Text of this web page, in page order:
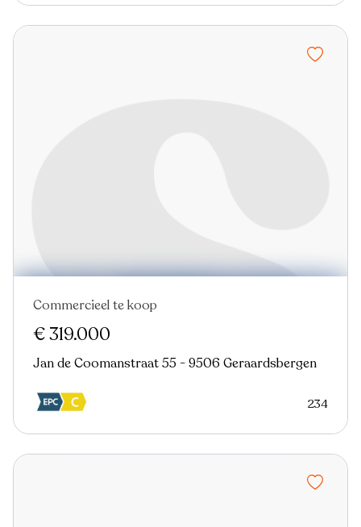
Commercieel te koop
€ 319.000
Jan de Coomanstraat 55 - 9506 Geraardsbergen
234